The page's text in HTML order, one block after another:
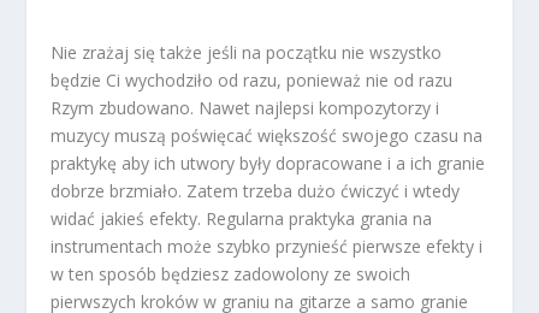
Nie zrażaj się także jeśli na początku nie wszystko
będzie Ci wychodziło od razu, ponieważ nie od razu
Rzym zbudowano. Nawet najlepsi kompozytorzy i
muzycy muszą poświęcać większość swojego czasu na
praktykę aby ich utwory były dopracowane i a ich granie
dobrze brzmiało. Zatem trzeba dużo ćwiczyć i wtedy
widać jakieś efekty. Regularna praktyka grania na
instrumentach może szybko przynieść pierwsze efekty i
w ten sposób będziesz zadowolony ze swoich
pierwszych kroków w graniu na gitarze a samo granie